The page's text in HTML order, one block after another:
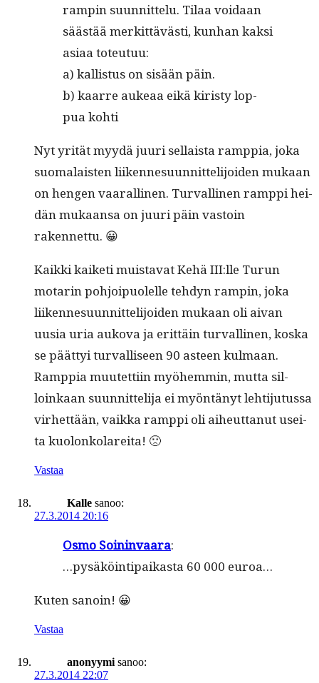
rampin suun­nit­telu. Tilaa voidaan
säästää merkit­tävästi, kun­han kak­si
asi­aa toteutuu:
a) kallis­tus on sisään päin.
b) kaarre aukeaa eikä kiristy lop­
pua kohti
Nyt yrität myy­dä juuri sel­l­aista ramp­pia, joka
suo­ma­lais­ten liiken­nesu­un­nit­telijoiden mukaan
on hen­gen vaar­alli­nen. Tur­valli­nen ramp­pi hei­
dän mukaansa on juuri päin vas­toin
rakennettu. 😀
Kaik­ki kaiketi muis­ta­vat Kehä III:lle Turun
motarin pohjoipuolelle teh­dyn rampin, joka
liiken­nesu­un­nit­telijoiden mukaan oli aivan
uusia uria auko­va ja erit­täin tur­valli­nen, kos­ka
se päät­tyi tur­val­liseen 90 asteen kul­maan.
Ramp­pia muutet­ti­in myöhem­min, mut­ta sil­
loinkaan suun­nit­teli­ja ei myön­tänyt lehti­ju­tus­sa
virhet­tään, vaik­ka ramp­pi oli aiheut­tanut usei­
ta kuolonkolareita! 🙁
Vastaa
Kalle sanoo:
27.3.2014 20:16
Osmo Soin­in­vaara:
…pysäköin­tipaikas­ta 60 000 euroa…
Kuten sanoin! 😀
Vastaa
anonyymi sanoo:
27.3.2014 22:07